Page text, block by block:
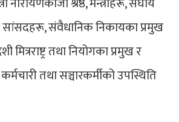
संवैधानिक निकायका प्रमुख
मित्रराष्ट्र तथा नियोगका प्रमुख र
कर्मचारी तथा सञ्चारकर्मीको उपस्थिति